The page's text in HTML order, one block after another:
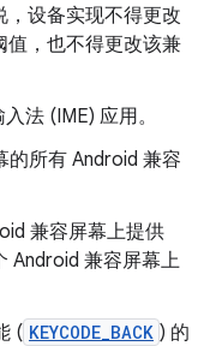
设备实现不得更改
值，也不得更改该兼
法 (IME) 应用。
所有 Android 兼容
兼容屏幕上提供
Android 兼容屏幕上
( KEYCODE_BACK ) 的